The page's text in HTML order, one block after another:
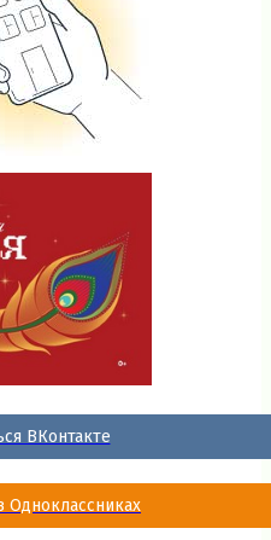
ВКонтакте
Одноклассниках